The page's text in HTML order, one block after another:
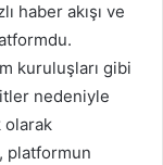
haber akışı ve
kuruluşları gibi
nedeniyle
olarak
platformun